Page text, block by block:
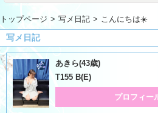
トップページ 写メ日記 こんにちは☀️
写メ日記
あきら(43歳)
T155 B(E)
プロフィー